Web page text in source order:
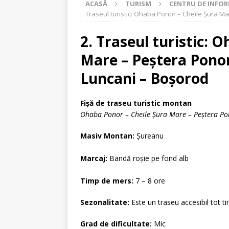
[ 20 iulie 2026 ]
Program de
[ 17 iunie 2026 ]
Anunț-Carte
[ 28 mai 2026 ] CAMPANIE DE
[ 8 mai 2026 ] Informare-Turul
STIRI
[ 4 august 2026 ]
ACASĂ TURISM CENTRU DE
Traseul turistic: Ohaba Ponor – Cheile Șura
2. Traseul turistic:
Mare – Peștera
Luncani – Boșorod
Fişă de traseu turistic montan
Ohaba Ponor – Cheile Șura Mare – Peștera
Masiv Montan: Şureanu
Marcaj: Bandă roșie pe fond alb
Timp de mers: 7 – 8 ore
Sezonalitate: Este un traseu accesibil tot
Grad de dificultate: Mic